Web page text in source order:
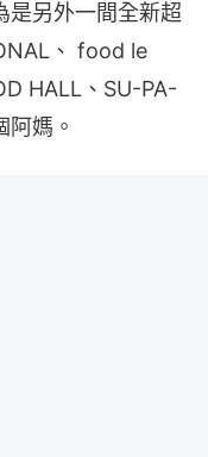
是另外一間全新超
、 food le
HALL、SU-PA-
媽。